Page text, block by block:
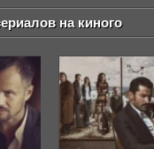
на киного